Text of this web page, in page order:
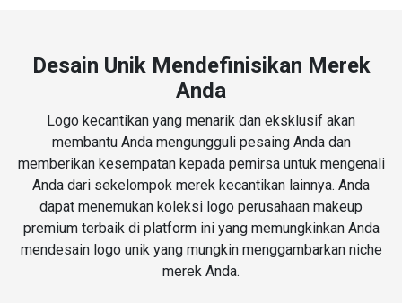
Desain Unik Mendefinisikan Merek
Anda
Logo kecantikan yang menarik dan eksklusif akan
membantu Anda mengungguli pesaing Anda dan
memberikan kesempatan kepada pemirsa untuk mengenali
Anda dari sekelompok merek kecantikan lainnya. Anda
dapat menemukan koleksi logo perusahaan makeup
premium terbaik di platform ini yang memungkinkan Anda
mendesain logo unik yang mungkin menggambarkan niche
merek Anda.